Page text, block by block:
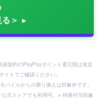
＞
契約のPayPayポイント還元額は改定
トでご確認ください。
イルからの乗り換えは対象外です。
式ストアでも利用可。※ 特典付与対象